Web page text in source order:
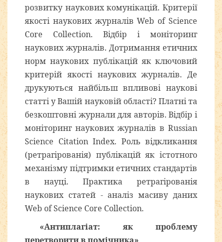
розвитку наукових комунікацій. Критерії
якості наукових журналів Web of Science
Core Collection. Відбір і моніторинг
наукових журналів. Дотримання етичних
норм наукових публікацій як ключовий
критерій якості наукових журналів. Де
друкуються найбільш впливові наукові
статті у Вашій науковій області? Платні та
безкоштовні журнали для авторів. Відбір і
моніторинг наукових журналів в Russian
Science Citation Index. Роль відкликання
(ретрагірованія) публікацій як істотного
механізму підтримки етичних стандартів
в науці. Практика ретрагірованія
наукових статей - аналіз масиву даних
Web of Science Core Collection.
«Антиплагіат: як проблему
перетворити в помічника»